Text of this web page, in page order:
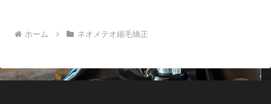
ホーム ネオメテオ縮毛矯正